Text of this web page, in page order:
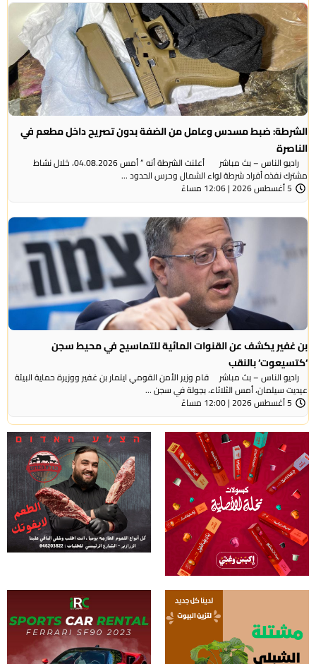
ضبط مسدس وعامل من الضفة بدون تصريح داخل مطعم في
راديو الناس – بث مباشر أعلنت الشرطة أنه ” أمس 04.08.2026، خلال نشاط
أفراد شرطة لواء الشمال وحرس الحدود ...
يكشف عن القنوات المائية للتماسيح في محيط سجن
بالنقب
– بث مباشر قام وزير الأمن القومي ايتمار بن غفير ووزيرة حماية البيئة
أمس الثلاثاء، بجولة في سجن ...